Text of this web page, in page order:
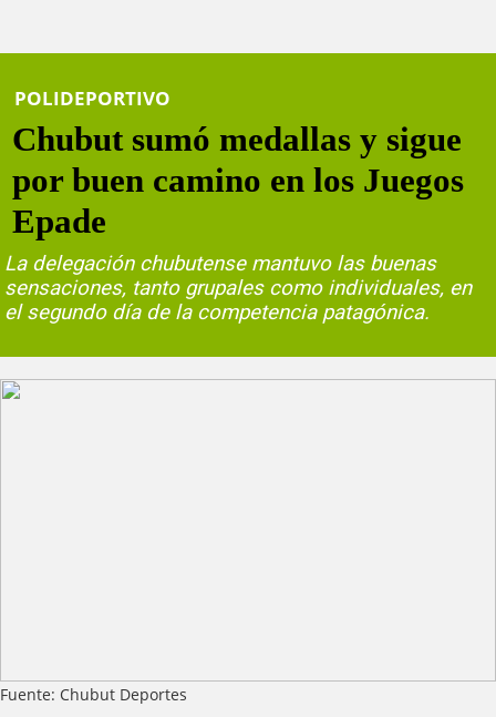
POLIDEPORTIVO
Chubut sumó medallas y sigue
por buen camino en los Juegos
Epade
La delegación chubutense mantuvo las buenas
sensaciones, tanto grupales como individuales, en
el segundo día de la competencia patagónica.
Fuente: Chubut Deportes